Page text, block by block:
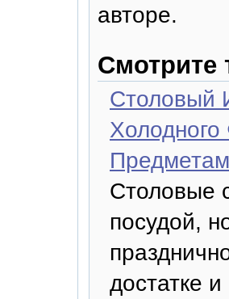
авторе.
Смотрите
Столовый
Столовые
посудой,
достатке